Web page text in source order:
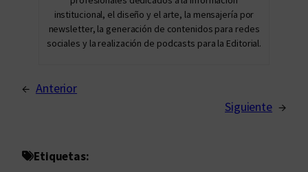
institucional, el diseño y el arte, la mensajería por
newsletter, la generación de contenidos para redes
sociales y la realización de podcasts para la Editorial.
← Anterior
Siguiente →
Etiquetas: